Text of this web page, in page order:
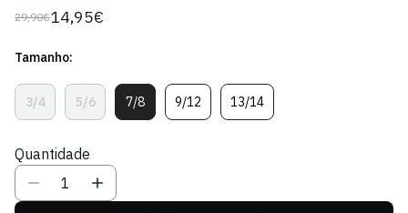
Preço
29,90€
Preço
venda
14,95€
Tamanho:
3/4
Variante
Esgotada
Indisponível
5/6
Variante
Esgotada
Indisponível
7/8Variante
Esgotada
9/12Variante
Esgotada
13/14Variante
Esgotada
Quantidade